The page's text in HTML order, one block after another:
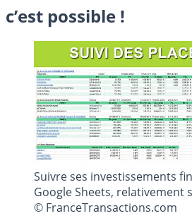
c’est possible !
Suivre ses investissements
Google Sheets, relativement
© FranceTransactions.com